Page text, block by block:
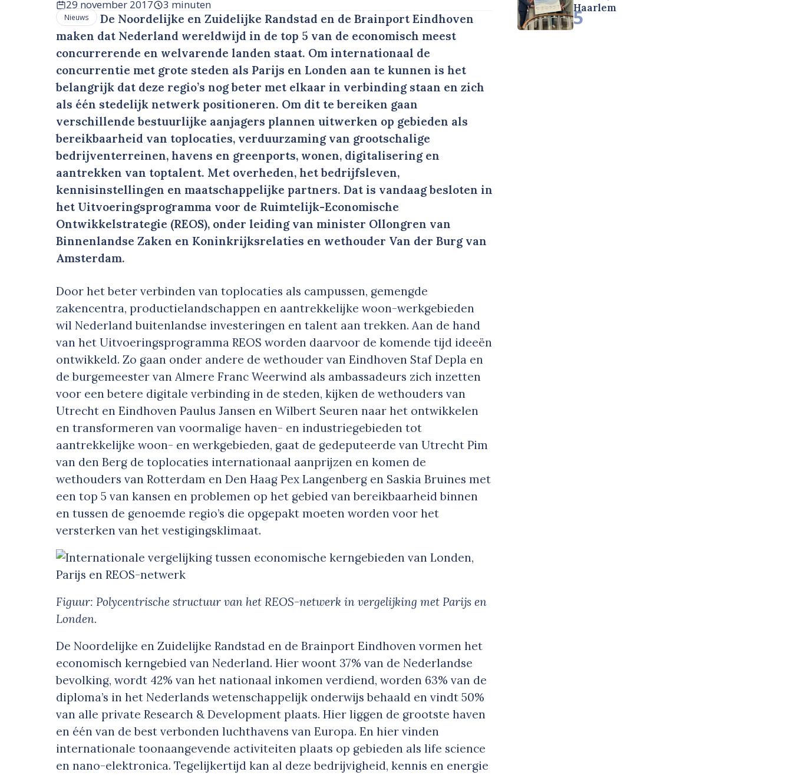
29 november 2017 3 minuten
Nieuws
De Noordelijke en Zuidelijke Randstad en de Brainport Eindhoven
maken dat Nederland wereldwijd in de top 5 van de economisch meest
concurrerende en welvarende landen staat. Om internationaal de
concurrentie met grote steden als Parijs en Londen aan te kunnen is het
belangrijk dat deze regio’s nog beter met elkaar in verbinding staan en zich
als één stedelijk netwerk positioneren. Om dit te bereiken gaan
verschillende bestuurlijke aanjagers plannen uitwerken op gebieden als
bereikbaarheid van toplocaties, verduurzaming van grootschalige
bedrijventerreinen, havens en greenports, wonen, digitalisering en
aantrekken van toptalent. Met overheden, het bedrijfsleven,
kennisinstellingen en maatschappelijke partners. Dat is vandaag besloten in
het Uitvoeringsprogramma voor de Ruimtelijk-Economische
Ontwikkelstrategie (REOS), onder leiding van minister Ollongren van
Binnenlandse Zaken en Koninkrijksrelaties en wethouder Van der Burg van
Amsterdam.
Door het beter verbinden van toplocaties als campussen, gemengde
zakencentra, productielandschappen en aantrekkelijke woon-werkgebieden
wil Nederland buitenlandse investeringen en talent aan trekken. Aan de hand
van het Uitvoeringsprogramma REOS worden daarvoor de komende tijd ideeën
ontwikkeld. Zo gaan onder andere de wethouder van Eindhoven Staf Depla en
de burgemeester van Almere Franc Weerwind als ambassadeurs zich inzetten
voor een betere digitale verbinding in de steden, kijken de wethouders van
Utrecht en Eindhoven Paulus Jansen en Wilbert Seuren naar het ontwikkelen
en transformeren van voormalige haven- en industriegebieden tot
aantrekkelijke woon- en werkgebieden, gaat de gedeputeerde van Utrecht Pim
van den Berg de toplocaties internationaal aanprijzen en komen de
wethouders van Rotterdam en Den Haag Pex Langenberg en Saskia Bruines met
een top 5 van kansen en problemen op het gebied van bereikbaarheid binnen
en tussen de genoemde regio’s die opgepakt moeten worden voor het
versterken van het vestigingsklimaat.
Figuur: Polycentrische structuur van het REOS-netwerk in vergelijking met Parijs en
Londen.
De Noordelijke en Zuidelijke Randstad en de Brainport Eindhoven vormen het
economisch kerngebied van Nederland. Hier woont 37% van de Nederlandse
bevolking, wordt 42% van het nationaal inkomen verdiend, worden 63% van de
diploma’s in het Nederlands wetenschappelijk onderwijs behaald en vindt 50%
van alle private Research & Development plaats. Hier liggen de grootste haven
en één van de best verbonden luchthavens van Europa. En hier vinden
internationale toonaangevende activiteiten plaats op gebieden als life science
en nano-elektronica. Tegelijkertijd kan al deze bedrijvigheid, kennis en energie
Haarlem
5